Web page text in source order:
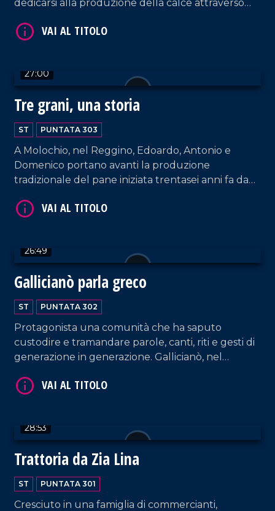
dedicarsi alla produzione della calce attraverso
un frammento di un passato fatto di saperi, fatica
all'identità del territorio.
27:00
Tre grani, una storia
ST PUNTATA 303
A Molochio, nel Reggino, Edoardo, Antonio e
Domenico portano avanti la produzione
tradizionale del pane iniziata trentasei anni fa da
unica: il Pane dei Tre Grani, realizzato con tre
26:49
Gallicianò parla greco
ST PUNTATA 302
Protagonista una comunità che ha saputo
custodire e tramandare parole, canti, riti e gesti di
generazione in generazione. Gallicianò, nel
della cultura ellenofona, dove i cittadini ancora
VAI AL TITOLO
28:53
Trattoria da Zia Lina
ST PUNTATA 301
Cresciuto in una famiglia di commercianti,
VAI AL TITOLO
VAI AL TITOLO